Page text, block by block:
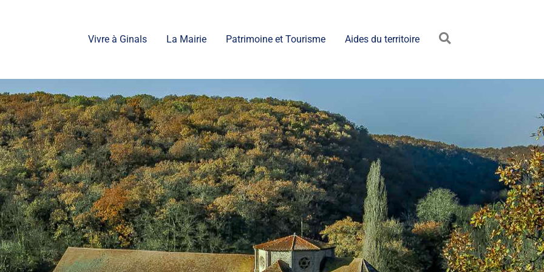
Vivre à Ginals La Mairie Patrimoine et Tourisme Aides du territoire